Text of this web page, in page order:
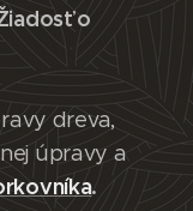
o
dreva,
úpravy a
.